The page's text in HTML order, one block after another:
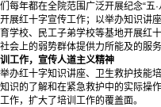
年都在全院范围广泛开展纪念“五·
展红十字宣传工作；以举办知识讲
学校、民工子弟学校等基地开展红
会上的弱势群体提供力所能及的服务
作，宣传人道主义精神
红十字知识讲座、卫生救护技能
识的了解和在紧急救护中的实际操
作，扩大了培训工作的覆盖面。